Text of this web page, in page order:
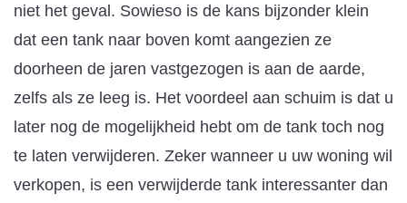
niet het geval. Sowieso is de kans bijzonder klein
dat een tank naar boven komt aangezien ze
doorheen de jaren vastgezogen is aan de aarde,
zelfs als ze leeg is. Het voordeel aan schuim is dat u
later nog de mogelijkheid hebt om de tank toch nog
te laten verwijderen. Zeker wanneer u uw woning wil
verkopen, is een verwijderde tank interessanter dan